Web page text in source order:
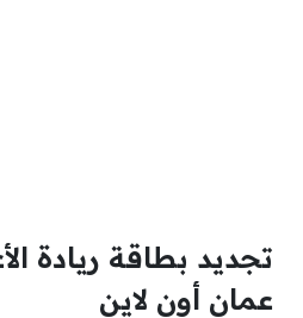
تجديد بطاقة ريادة
عمان أون لاين